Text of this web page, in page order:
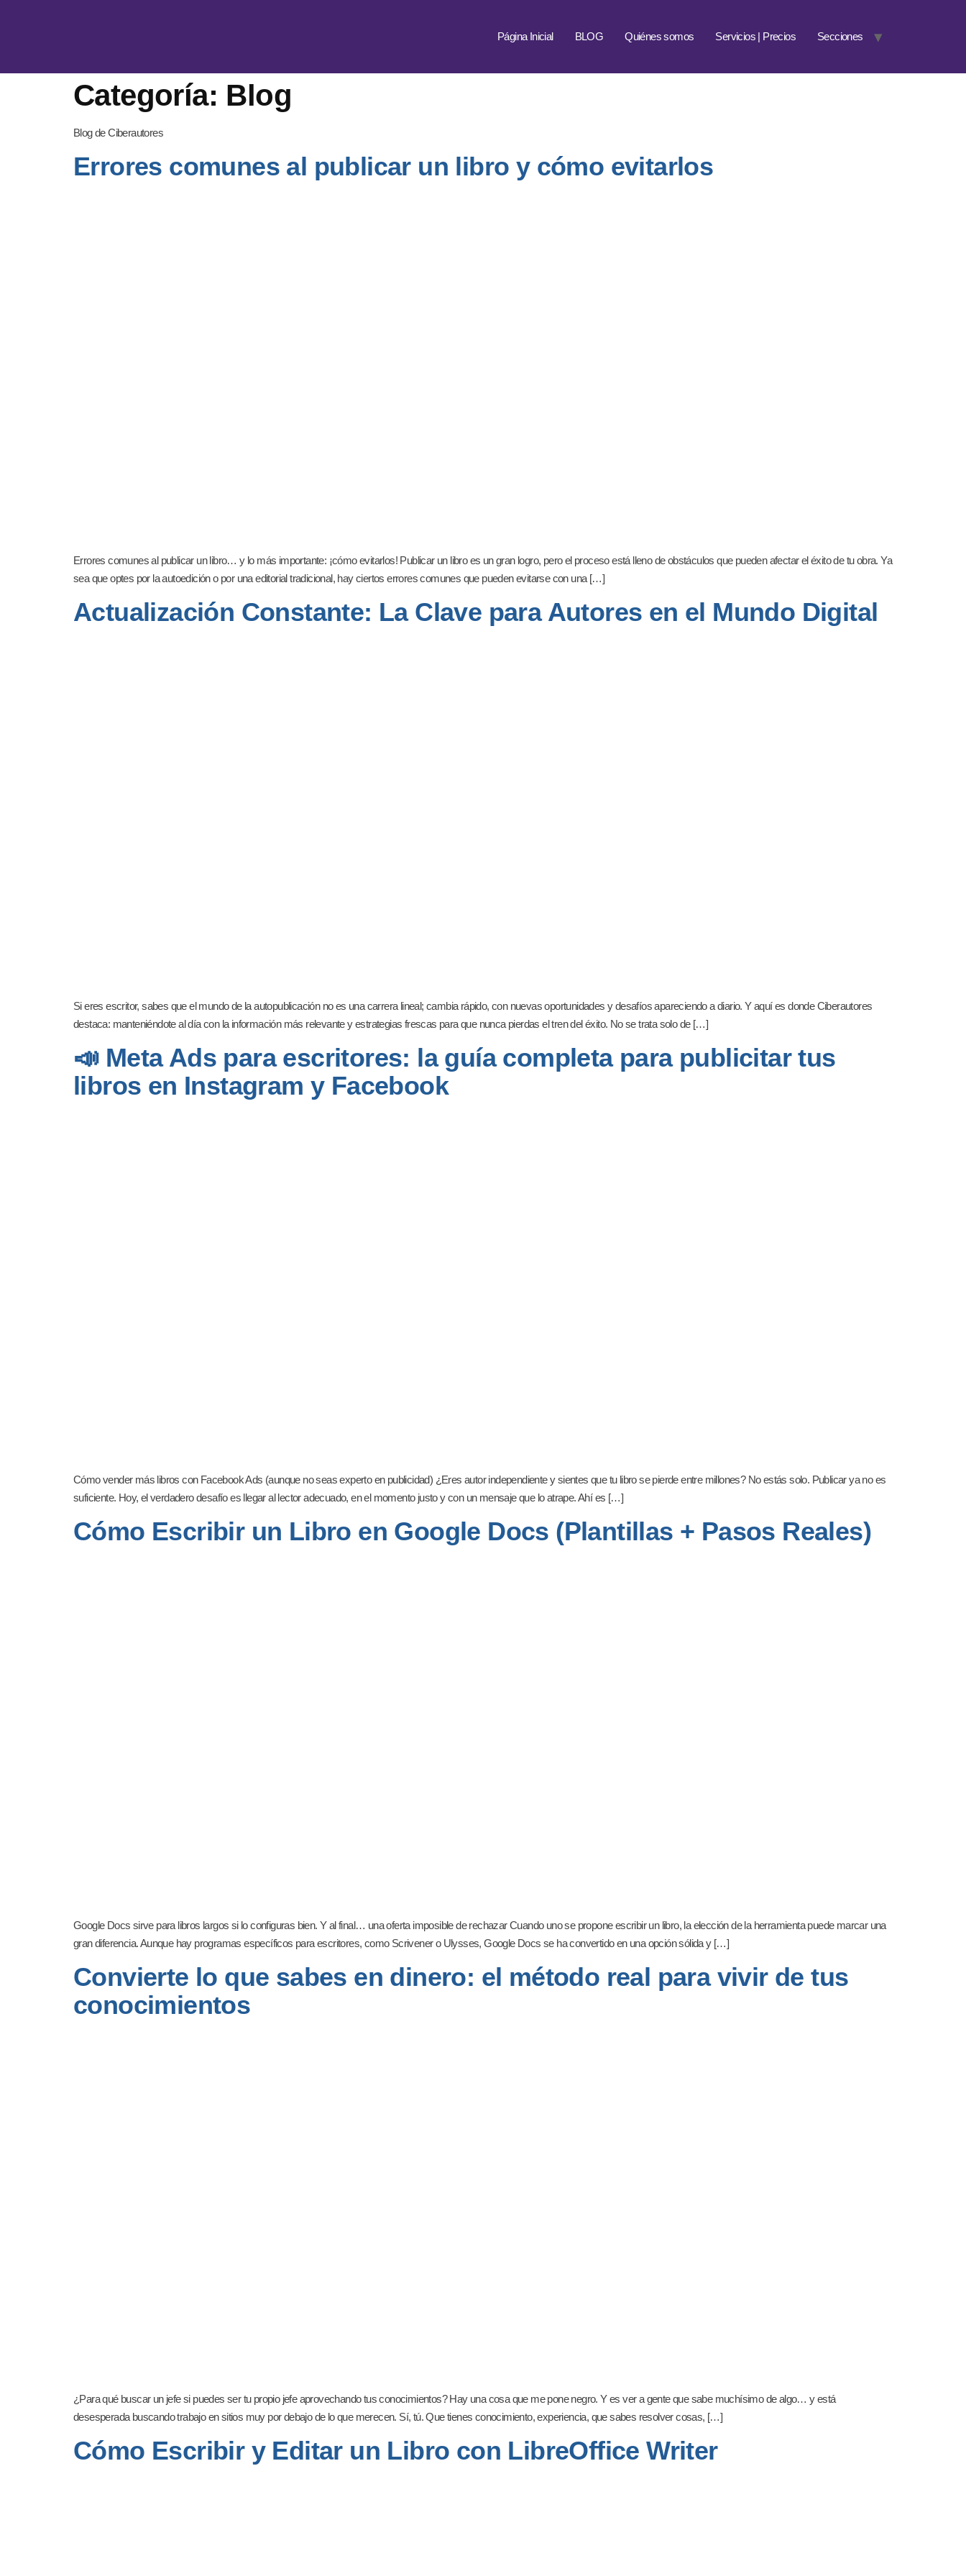
Página Inicial BLOG Quiénes somos Servicios | Precios Secciones
Categoría: Blog
Blog de Ciberautores
Errores comunes al publicar un libro y cómo evitarlos
Errores comunes al publicar un libro… y lo más importante: ¡cómo evitarlos! Publicar un libro es un gran logro, pero el proceso está lleno de obstáculos que pueden afectar el éxito de tu obra. Ya
sea que optes por la autoedición o por una editorial tradicional, hay ciertos errores comunes que pueden evitarse con una […]
Actualización Constante: La Clave para Autores en el Mundo Digital
Si eres escritor, sabes que el mundo de la autopublicación no es una carrera lineal; cambia rápido, con nuevas oportunidades y desafíos apareciendo a diario. Y aquí es donde Ciberautores
destaca: manteniéndote al día con la información más relevante y estrategias frescas para que nunca pierdas el tren del éxito. No se trata solo de […]
📣 Meta Ads para escritores: la guía completa para publicitar tus
libros en Instagram y Facebook
Cómo vender más libros con Facebook Ads (aunque no seas experto en publicidad) ¿Eres autor independiente y sientes que tu libro se pierde entre millones? No estás solo. Publicar ya no es
suficiente. Hoy, el verdadero desafío es llegar al lector adecuado, en el momento justo y con un mensaje que lo atrape. Ahí es […]
Cómo Escribir un Libro en Google Docs (Plantillas + Pasos Reales)
Google Docs sirve para libros largos si lo configuras bien. Y al final… una oferta imposible de rechazar Cuando uno se propone escribir un libro, la elección de la herramienta puede marcar una
gran diferencia. Aunque hay programas específicos para escritores, como Scrivener o Ulysses, Google Docs se ha convertido en una opción sólida y […]
Convierte lo que sabes en dinero: el método real para vivir de tus
conocimientos
¿Para qué buscar un jefe si puedes ser tu propio jefe aprovechando tus conocimientos? Hay una cosa que me pone negro. Y es ver a gente que sabe muchísimo de algo… y está
desesperada buscando trabajo en sitios muy por debajo de lo que merecen. Sí, tú. Que tienes conocimiento, experiencia, que sabes resolver cosas, […]
Cómo Escribir y Editar un Libro con LibreOffice Writer